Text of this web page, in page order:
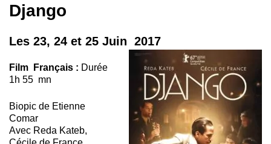
Django
Les 23, 24 et 25 Juin 2017
Film Français : Durée
1h 55 mn
Biopic de Etienne
Comar
Avec Reda Kateb,